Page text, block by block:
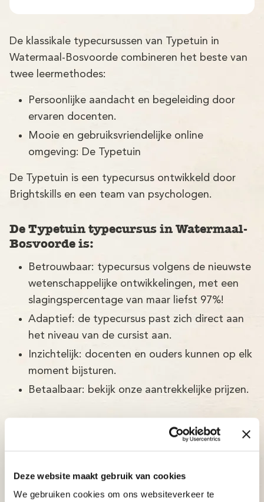
Deze website maakt gebruik van cookies
We gebruiken cookies om ons websiteverkeer te
De klassikale typecursussen van Typetuin in
Watermaal-Bosvoorde combineren het beste van
twee leermethodes:
Persoonlijke aandacht en begeleiding door
ervaren docenten.
Mooie en gebruiksvriendelijke online
omgeving: De Typetuin
De Typetuin is een typecursus ontwikkeld door
Brightskills en een team van psychologen.
De Typetuin typecursus in Watermaal-
Bosvoorde is:
Betrouwbaar: typecursus volgens de nieuwste
wetenschappelijke ontwikkelingen, met een
slagingspercentage van maar liefst 97%!
Adaptief: de typecursus past zich direct aan
het niveau van de cursist aan.
Inzichtelijk: docenten en ouders kunnen op elk
moment bijsturen.
Betaalbaar: bekijk onze aantrekkelijke prijzen.